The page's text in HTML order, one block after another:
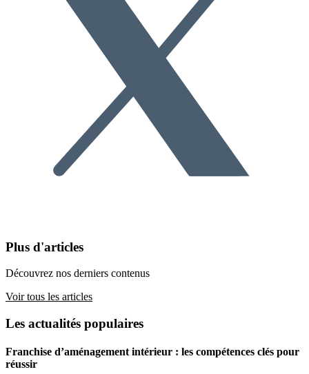
Plus d'articles
Découvrez nos derniers contenus
Voir tous les articles
Les actualités populaires
Franchise d’aménagement intérieur : les compétences clés pour
réussir